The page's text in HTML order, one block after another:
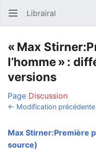
Ouvrir le menu principal Librairal
« Max
l’homme » :
versions
Page Discussion
← Modification précédente
Max Stirner:Première
source)